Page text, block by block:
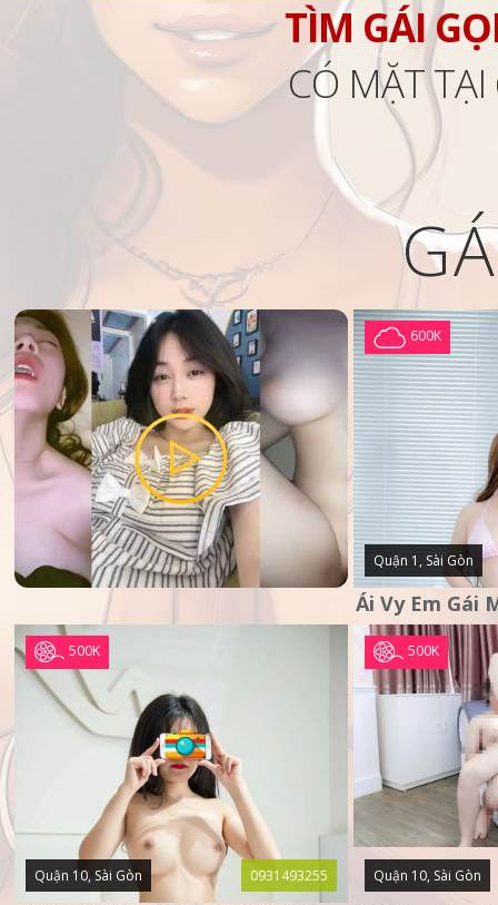
TÌM GÁI
CÓ MẶT
600K
Quận 1, Sài Gòn
500K
Quận 10, Sài Gòn 0931493255
500K
Quận 10, Sài Gòn